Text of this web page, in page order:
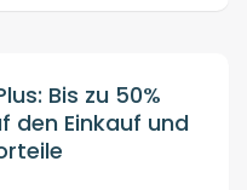
Bis zu 50%
den Einkauf und